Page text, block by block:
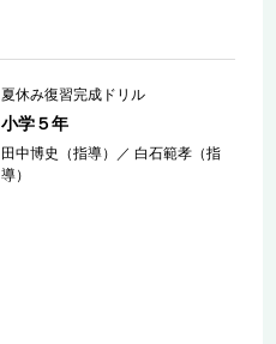
夏休み復習完成ドリル
小学５年
田中博史（指導） ／白石範孝（指
導）